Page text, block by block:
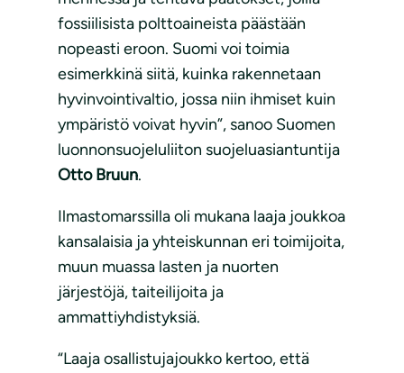
fossiilisista polttoaineista päästään
nopeasti eroon. Suomi voi toimia
esimerkkinä siitä, kuinka rakennetaan
hyvinvointivaltio, jossa niin ihmiset kuin
ympäristö voivat hyvin”, sanoo Suomen
luonnonsuojeluliiton suojeluasiantuntija
Otto Bruun.
Ilmastomarssilla oli mukana laaja joukkoa
kansalaisia ja yhteiskunnan eri toimijoita,
muun muassa lasten ja nuorten
järjestöjä, taiteilijoita ja
ammattiyhdistyksiä.
“Laaja osallistujajoukko kertoo, että